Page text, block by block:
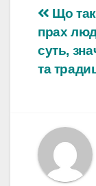
Що
прах
суть,
та